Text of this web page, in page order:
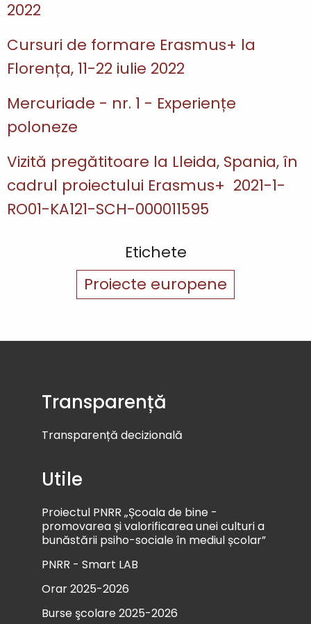
2022
Cursuri de formare Erasmus+ la
Florența, 11-22 iulie 2022
Mercuriade - nr. 1 - Experiențe
poloneze
Vizită pregătitoare la Lleida, Spania, în
cadrul proiectului Erasmus+ 2021-1-
RO01-KA121-SCH-000011595
Etichete
Proiecte europene
Transparență
Transparență decizională
Utile
Proiectul PNRR „Școala de bine -
promovarea și valorificarea unei culturi a
bunăstării psiho-sociale în mediul școlar”
PNRR - Smart LAB
Orar 2025-2026
Burse şcolare 2025-2026